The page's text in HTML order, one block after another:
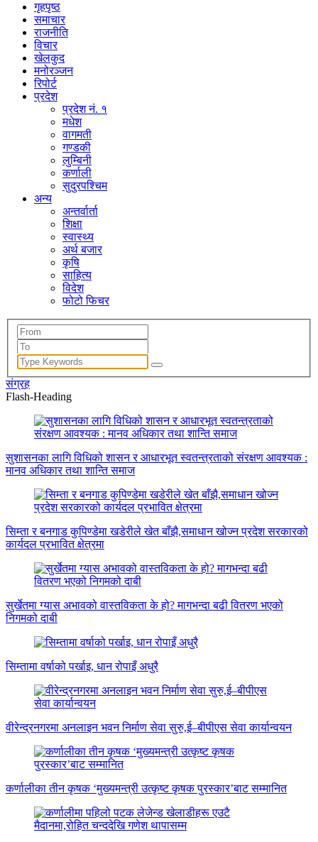
गृहपृष्ठ
समाचार
राजनीति
विचार
खेलकुद
मनोरञ्जन
रिपोर्ट
प्रदेश
प्रदेश नं. १
मधेश
वागमती
गण्डकी
लुम्बिनी
कर्णाली
सुदुरपश्चिम
अन्य
अन्तर्वार्ता
शिक्षा
स्वास्थ्य
अर्थ बजार
कृषि
साहित्य
विदेश
फोटो फिचर
संग्रह
Flash-Heading
सुशासनका लागि विधिको शासन र आधारभूत स्वतन्त्रताको संरक्षण आवश्यक :
मानव अधिकार तथा शान्ति समाज
सिम्ता र बनगाड कुपिण्डेमा खडेरीले खेत बाँझै,समाधान खोज्न प्रदेश सरकारको
कार्यदल प्रभावित क्षेत्रमा
सुर्खेतमा ग्यास अभावको वास्तविकता के हो? मागभन्दा बढी वितरण भएको
निगमको दाबी
सिम्तामा वर्षाको पर्खाइ, धान रोपाइँ अधुरै
वीरेन्द्रनगरमा अनलाइन भवन निर्माण सेवा सुरु,ई–बीपीएस सेवा कार्यान्वयन
कर्णालीका तीन कृषक ‘मुख्यमन्त्री उत्कृष्ट कृषक पुरस्कार’बाट सम्मानित